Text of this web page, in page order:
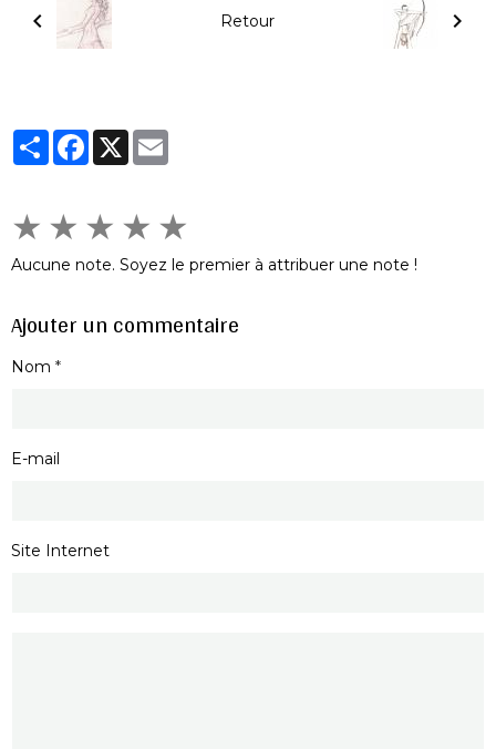
Retour
PartagerFacebook
X
★ ★ ★ ★ ★
Aucune note. Soyez le premier à attribuer une note !
Ajouter un commentaire
Nom
E-mail
Site Internet